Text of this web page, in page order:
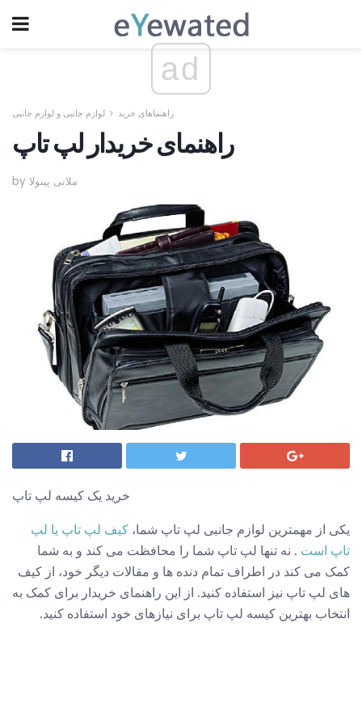
ad
راهنماهای خرید لوازم جانبی و لوازم جانبی
راهنمای خریدار لپ تاپ
by ملانی پینولا
خرید یک کیسه لپ تاپ
یکی از مهمترین لوازم جانبی لپ تاپ شما، کیف لپ تاپ یا لپ
تاپ است . نه تنها لپ تاپ شما را محافظت می کند و به شما
کمک می کند در اطراف تمام دنده ها و مقالات دیگر خود، از کیف
های لپ تاپ نیز استفاده کنید. از این راهنمای خریدار برای کمک به
انتخاب بهترین کیسه لپ تاپ برای نیازهای خود استفاده کنید.